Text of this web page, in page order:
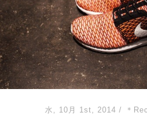
水, 10月 1st, 2014 / ＊